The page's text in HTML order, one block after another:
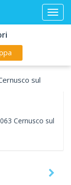
sul
Cernusco sul